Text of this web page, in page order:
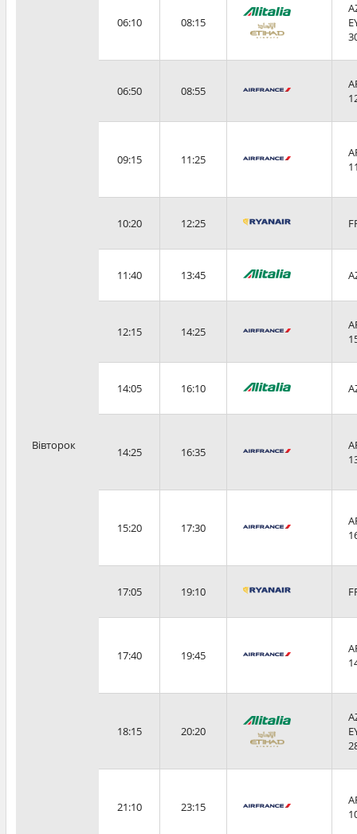
Вівторок
06:10 08:15
06:50 08:55
09:15 11:25
10:20 12:25
11:40 13:45
12:15 14:25
14:05 16:10
14:25 16:35
15:20 17:30
17:05 19:10
17:40 19:45
18:15 20:20
21:10 23:15